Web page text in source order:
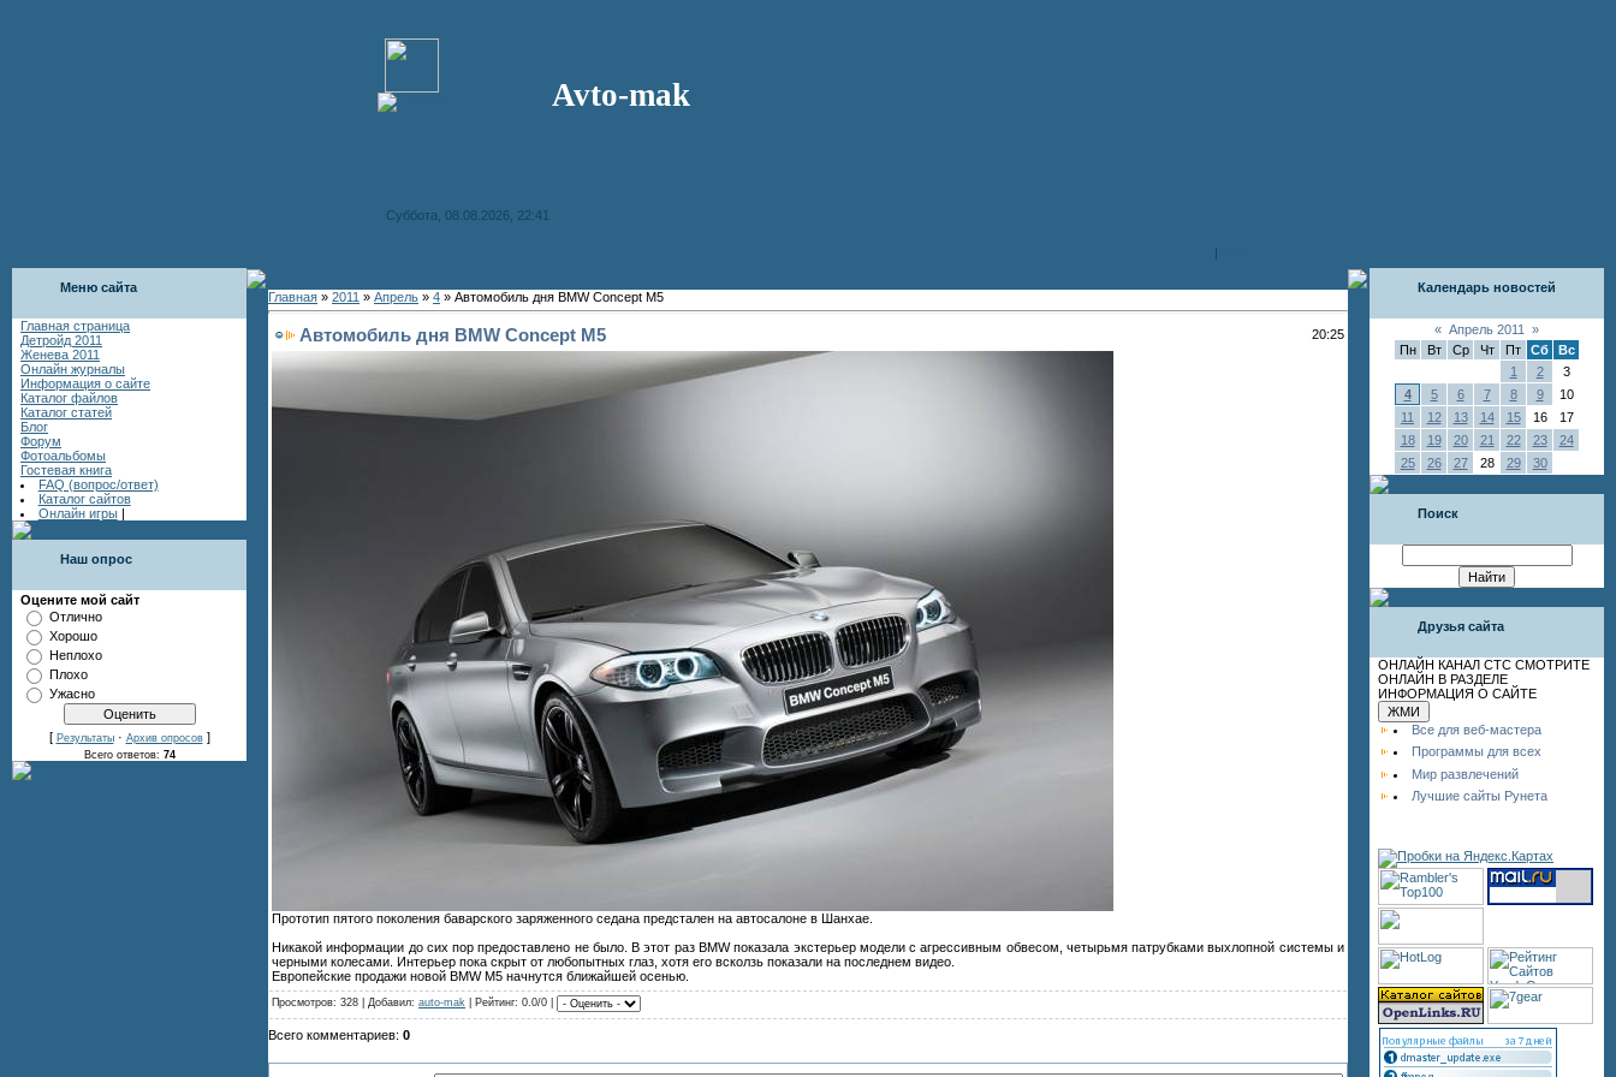
Avto-mak
Суббота, 08.08.2026, 22:41
|
Меню сайта
Главная страница
Детройд 2011
Женева 2011
Онлайн журналы
Информация о сайте
Каталог файлов
Каталог статей
Блог
Форум
Фотоальбомы
Гостевая книга
FAQ (вопрос/ответ)
Каталог сайтов
Онлайн игры |
Наш опрос
Оцените мой сайт
Отлично
Хорошо
Неплохо
Плохо
Ужасно
[ Результаты· Архив опросов]
Всего ответов: 74
Главная » 2011 » Апрель » 4 » Автомобиль дня BMW Concept M5
Автомобиль дня BMW Concept M5 20:25
Прототип пятого поколения баварского заряженного седана предстален на автосалоне в Шанхае.
Никакой информации до сих пор предоставлено не было. В этот раз BMW показала экстерьер модели с агрессивным обвесом, четырьмя патрубками выхлопной системы и
черными колесами. Интерьер пока скрыт от любопытных глаз, хотя его всколзь показали на последнем видео.
Европейские продажи новой BMW M5 начнутся ближайшей осенью.
Просмотров: 328 | Добавил: auto-mak | Рейтинг: 0.0/0 |
Всего комментариев: 0
Календарь новостей
« Апрель 2011
»
Пн
Вт Ср Чт Пт Сб
Вс
1
2
3
4
5 6 7 8 9
10
11
12 13 14 15 16
17
18
19 20 21 22 23
24
25
26 27 28 29 30
Поиск
Друзья сайта
ОНЛАЙН КАНАЛ СТС СМОТРИТЕ
ОНЛАЙН В РАЗДЕЛЕ
ИНФОРМАЦИЯ О САЙТЕ
Все для веб-мастера
Программы для всех
Мир развлечений
Лучшие сайты Рунета